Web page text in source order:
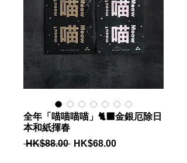
全年「喵喵喵喵」🐈‍⬛金銀厄除日
本和紙揮春
HK$88.00 Regular
HK$68.00Sale